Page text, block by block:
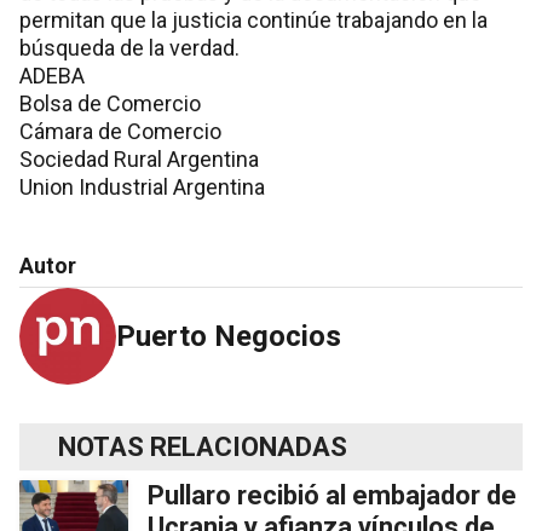
permitan que la justicia continúe trabajando en la
búsqueda de la verdad.
ADEBA
Bolsa de Comercio
Cámara de Comercio
Sociedad Rural Argentina
Union Industrial Argentina
Autor
Puerto Negocios
NOTAS RELACIONADAS
Pullaro recibió al embajador de